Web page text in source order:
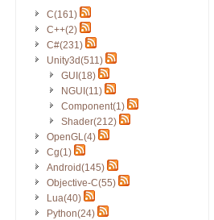
C(161)
C++(2)
C#(231)
Unity3d(511)
GUI(18)
NGUI(11)
Component(1)
Shader(212)
OpenGL(4)
Cg(1)
Android(145)
Objective-C(55)
Lua(40)
Python(24)